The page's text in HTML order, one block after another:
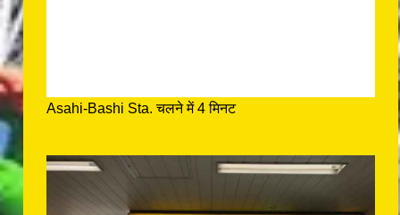
Asahi-Bashi Sta. चलने में 4 मिनट